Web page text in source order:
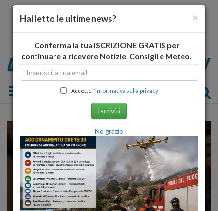
Toggle navigation
×
Hai letto le ultime news?
Conferma la tua ISCRIZIONE GRATIS per
continuare a ricevere Notizie, Consigli e Meteo.
Accettol'informativa sulla privacy
Iscriviti
No grazie